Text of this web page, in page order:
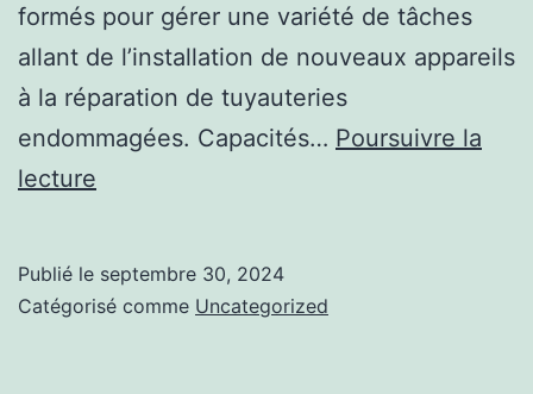
Solutions
Innovantes
pour
de
Vos
formés pour gérer une variété de tâches
allant de l’installation de nouveaux appareils
à la réparation de tuyauteries
endommagées. Capacités… Poursuivre la
lecture
Plomberie
Publié le septembre 30, 2024
Catégorisé comme Uncategorized